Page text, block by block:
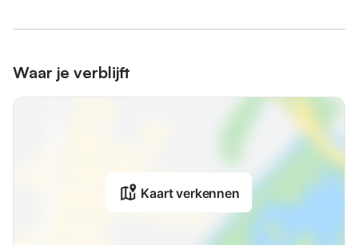
Waar je verblijft
Kaart verkennen